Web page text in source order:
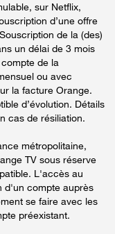
sur Netflix,
d’une offre
de la (des)
un délai de 3 mois
de la
ou avec
la facture Orange.
d’évolution. Détails
cas de résiliation.
métropolitaine,
TV sous réserve
L'accès au
d'un compte auprès
se faire avec les
préexistant.